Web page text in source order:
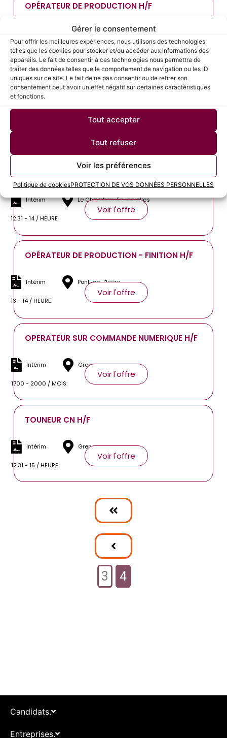
Gérer le consentement
Pour offrir les meilleures expériences, nous utilisons des technologies
telles que les cookies pour stocker et/ou accéder aux informations des
appareils. Le fait de consentir à ces technologies nous permettra de
traiter des données telles que le comportement de navigation ou les ID
uniques sur ce site. Le fait de ne pas consentir ou de retirer son
consentement peut avoir un effet négatif sur certaines caractéristiques
et fonctions.
Tout accepter
Tout refuser
Voir les préférences
Politique de cookiesPROTECTION DE VOS DONNÉES PERSONNELLES
OPÉRATEUR DE PRODUCTION H/F
Saint-Georges-d'Espéranche
12.31 - 12.31 / HEURE
Voir l'offre
OPERATEUR REGLEUR H/F
Saint-Georges-d'Espéranche
12.31 - 13 / HEURE
Voir l'offre
TOURNEUR TRADITIONNEL H/F
Intérim Le Chambon-Feugerolles
12.31 - 14 / HEURE
Voir l'offre
OPÉRATEUR DE PRODUCTION - FINITION H/F
Intérim Pont-de-l'Isère
13 - 14 / HEURE
Voir l'offre
OPERATEUR SUR COMMANDE NUMERIQUE H/F
Intérim Grenay
1700 - 2000 / MOIS
Voir l'offre
TOUNEUR CN H/F
Intérim Grenay
12.31 - 15 / HEURE
Voir l'offre
3 4
Candidats.
Entreprises.